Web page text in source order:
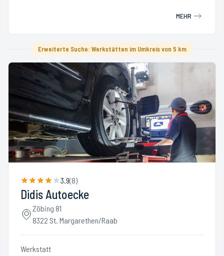
MEHR
Erweiterte Suche: Werkstätten im Umkreis von 5 km
3.9(8)
Didis Autoecke
Zöbing 81
8322 St. Margarethen/Raab
Werkstatt